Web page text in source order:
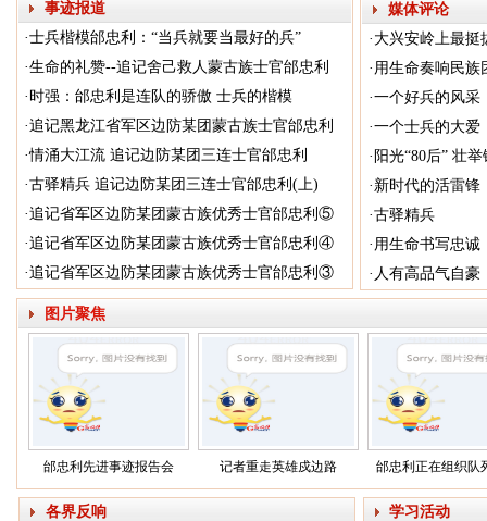
事迹报道
·士兵楷模邰忠利：“当兵就要当最好的兵”
·生命的礼赞--追记舍己救人蒙古族士官邰忠利
· 时强：邰忠利是连队的骄傲 士兵的楷模
·追记黑龙江省军区边防某团蒙古族士官邰忠利
·情涌大江流 追记边防某团三连士官邰忠利
·古驿精兵 追记边防某团三连士官邰忠利(上)
·追记省军区边防某团蒙古族优秀士官邰忠利⑤
·追记省军区边防某团蒙古族优秀士官邰忠利④
·追记省军区边防某团蒙古族优秀士官邰忠利③
媒体评论
· 大兴安岭上最挺
· 用生命奏响民族
·一个好兵的风采
·一个士兵的大爱
· 阳光“80后” 壮
· 新时代的活雷锋
·古驿精兵
· 用生命书写忠诚
· 人有高品气自豪
图片聚焦
邰忠利先进事迹报告会 记者重走英雄戍边路 邰忠利正在组织队
各界反响 学习活动